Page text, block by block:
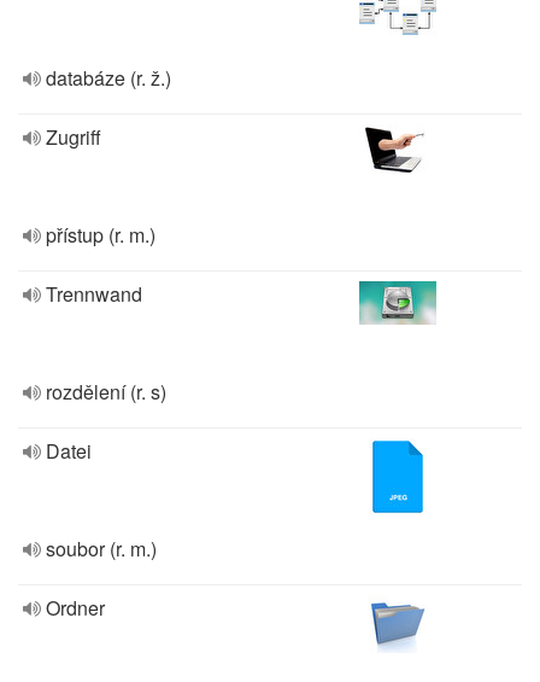
databáze (r. ž.)
Zugriff
přístup (r. m.)
Trennwand
rozdělení (r. s)
Datei
soubor (r. m.)
Ordner